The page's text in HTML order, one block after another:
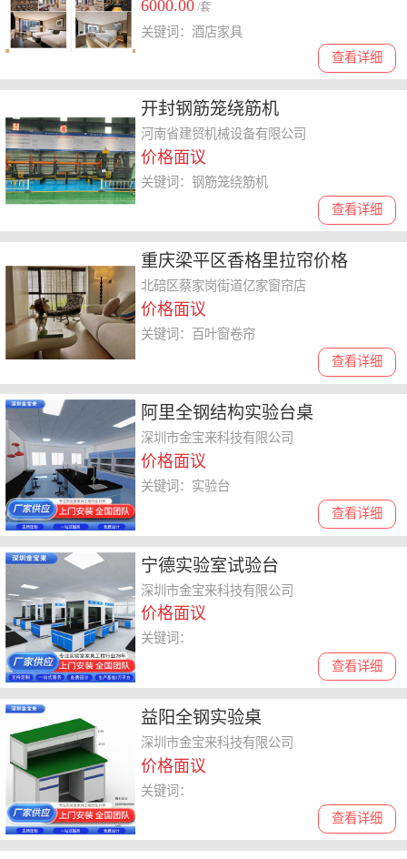
6000.00 /套
查看详细
关键词：酒店家具
开封钢筋笼绕筋机
河南省建贸机械设备有限公司
价格面议
查看详细
关键词：钢筋笼绕筋机
重庆梁平区香格里拉帘价格
北碚区蔡家岗街道亿家窗帘店
价格面议
查看详细
关键词：百叶窗卷帘
阿里全钢结构实验台桌
深圳市金宝来科技有限公司
价格面议
查看详细
关键词：实验台
宁德实验室试验台
深圳市金宝来科技有限公司
价格面议
查看详细
关键词：
益阳全钢实验桌
深圳市金宝来科技有限公司
价格面议
查看详细
关键词：